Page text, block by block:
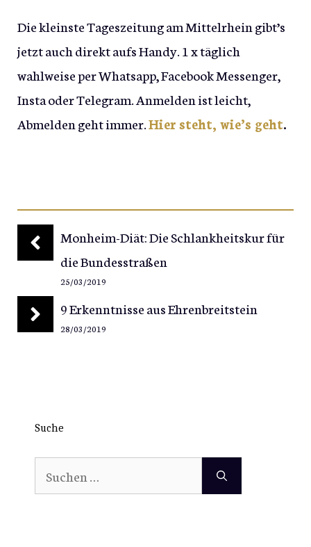
Die kleinste Tageszeitung am Mittelrhein gibt’s
jetzt auch direkt aufs Handy. 1 x täglich
wahlweise per Whatsapp, Facebook Messenger,
Insta oder Telegram. Anmelden ist leicht,
Abmelden geht immer.Hier steht, wie’s geht.
Monheim-Diät: Die Schlankheitskur für
die Bundesstraßen
25/03/2019
9 Erkenntnisse aus Ehrenbreitstein
28/03/2019
Suche
Suchen
nach: